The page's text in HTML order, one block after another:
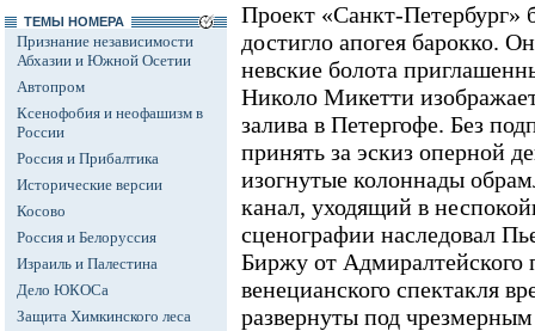
ТЕМЫ НОМЕРА
Признание независимости
Абхазии и Южной Осетии
Автопром
Ксенофобия и неофашизм в
России
Россия и Прибалтика
Исторические версии
Косово
Россия и Белоруссия
Израиль и Палестина
Дело ЮКОСа
Защита Химкинского леса
Проект «Санкт-Петербург»
достигло апогея барокко.
невские болота
Николо Микетти
залива в Петергофе. Без
принять за эскиз оперной
изогнутые колоннады
канал, уходящий в
сценографии наследовал
Биржу от Адмиралтейского
венецианского спектакля
развернуты под